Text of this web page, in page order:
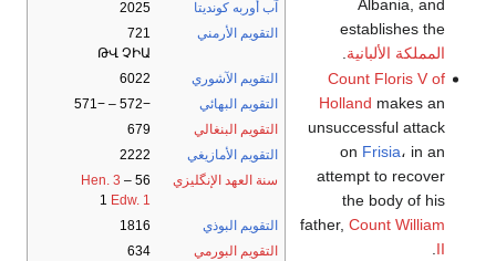
آب أوربه كونديتا
2025
التقويم الأرمني
721
ԹՎ ՉԻԱ
التقويم الآشوري
6022
التقويم البهائي
−572 – −571
التقويم البنغالي
679
التقويم الأمازيغي
2222
سنة العهد الإنگليزي
56
Hen. 3 –
1 Edw. 1
التقويم البوذي
1816
التقويم البورمي
634
Albania, and
establishes the
المملكة الألبانية
Count Floris V of
Holland makes an
unsuccessful attack
on Frisia، in an
attempt to recover
the body of his
father, Count William
II